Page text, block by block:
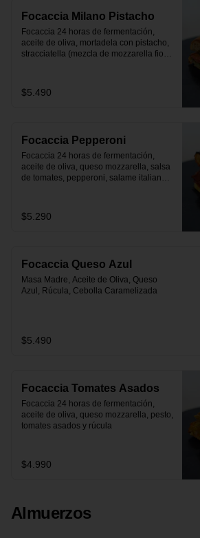
Focaccia Milano Pistacho
Focaccia 24 horas de fermentación,
aceite de oliva, mortadela con pistacho,
stracciatella (mezcla de mozzarella fior
$5.490
Focaccia Pepperoni
Focaccia 24 horas de fermentación,
aceite de oliva, queso mozzarella, salsa
de tomates, pepperoni, salame italiano y
$5.290
Focaccia Queso Azul
Masa Madre, Aceite de Oliva, Queso
Azul, Rúcula, Cebolla Caramelizada
$5.490
Focaccia Tomates Asados
Focaccia 24 horas de fermentación,
aceite de oliva, queso mozzarella, pesto,
tomates asados y rúcula
$4.990
Almuerzos